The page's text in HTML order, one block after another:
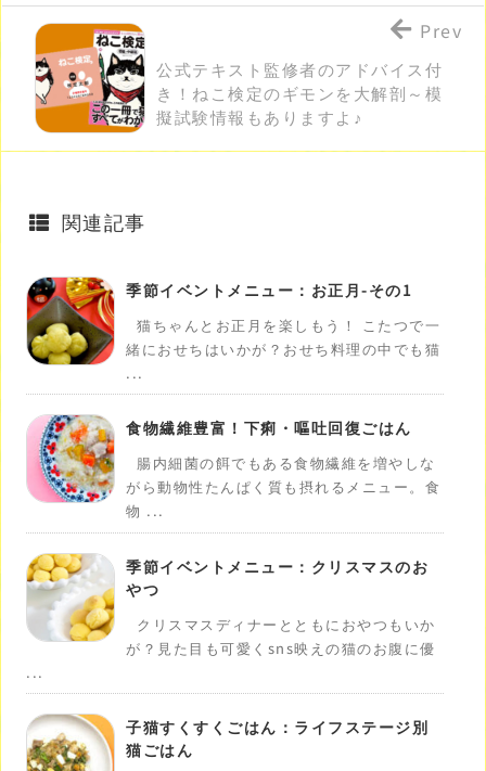
公式テキスト監修者のアドバイス付
き！ねこ検定のギモンを大解剖～模
擬試験情報もありますよ♪
Prev
関連記事
季節イベントメニュー：お正月-その1
猫ちゃんとお正月を楽しもう！ こたつで一
緒におせちはいかが？おせち料理の中でも猫
...
食物繊維豊富！下痢・嘔吐回復ごはん
腸内細菌の餌でもある食物繊維を増やしな
がら動物性たんぱく質も摂れるメニュー。食
物 ...
季節イベントメニュー：クリスマスのお
やつ
クリスマスディナーとともにおやつもいか
が？見た目も可愛くsns映えの猫のお腹に優
...
子猫すくすくごはん：ライフステージ別
猫ごはん